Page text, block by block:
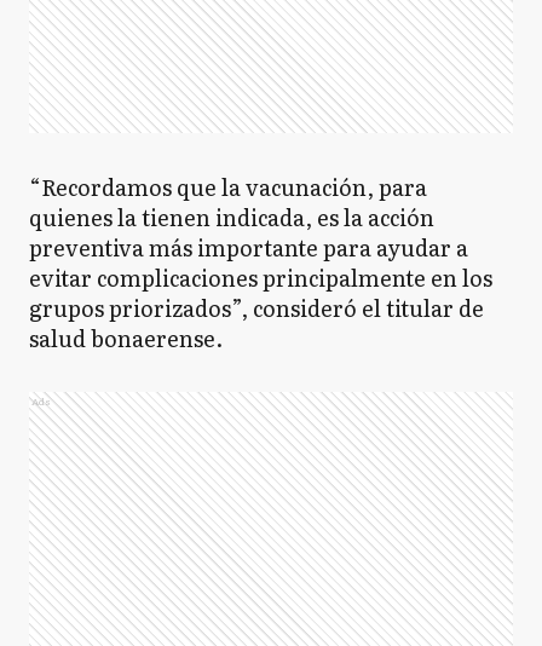
“Recordamos que la vacunación, para
quienes la tienen indicada, es la acción
preventiva más importante para ayudar a
evitar complicaciones principalmente en los
grupos priorizados”, consideró el titular de
salud bonaerense.
Ads